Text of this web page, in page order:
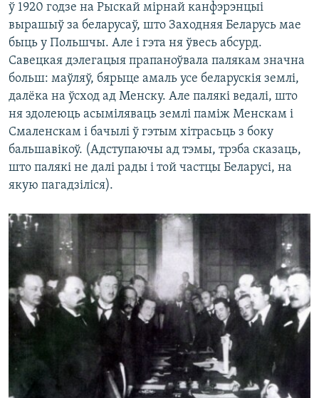
ў 1920 годзе на Рыскай мірнай канфэрэнцыі
вырашыў за беларусаў, што Заходняя Беларусь мае
быць у Польшчы. Але і гэта ня ўвесь абсурд.
Савецкая дэлегацыя прапаноўвала палякам значна
больш: маўляў, бярыце амаль усе беларускія землі,
далёка на ўсход ад Менску. Але палякі ведалі, што
ня здолеюць асыміляваць землі паміж Менскам і
Смаленскам і бачылі ў гэтым хітрасьць з боку
бальшавікоў. (Адступаючы ад тэмы, трэба сказаць,
што палякі не далі рады і той частцы Беларусі, на
якую пагадзіліся).